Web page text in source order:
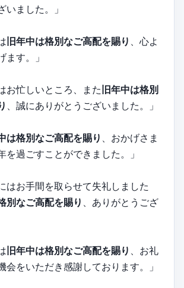
いました。」
旧年中は格別なご高配を賜り
、心よ
ます。」
お忙しいところ、また 旧年中は格別
、誠にありがとうございました。」
は格別なご高配を賜り
、おかげさま
を過ごすことができました。」
はお手間を取らせて失礼しました
別なご高配を賜り
、ありがとうござ
旧年中は格別なご高配を賜り
、お礼
会をいただき感謝しております。」